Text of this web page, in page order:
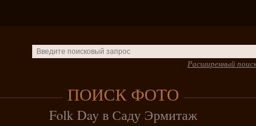
Расширенный
ПОИСК ФОТО
Folk Day в Саду Эрмитаж